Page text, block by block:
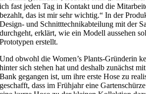
ich fast jeden Tag in Kontakt und die
bezahlt, das ist mir sehr wichtig.“ In der
Design- und Schnitttechnikabteilung mit der
durchgeht, erklärt, wie ein Modell aussehen
Prototypen erstellt.
Und obwohl die Women’s Plants-Gründerin
hinter sich stehen hat und deshalb zunächst
Bank gegangen ist, um ihre erste Hose zu
geschafft, dass im Frühjahr eine